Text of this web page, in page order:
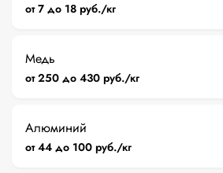
от 7 до 18 руб./кг
Медь
от 250 до 430 руб./кг
Алюминий
от 44 до 100 руб./кг